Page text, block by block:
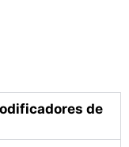
de